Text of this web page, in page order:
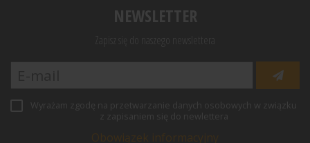
NEWSLETTER
Zapisz się do naszego newslettera
Wyrażam zgodę na przetwarzanie danych osobowych w związku
z zapisaniem się do newlettera